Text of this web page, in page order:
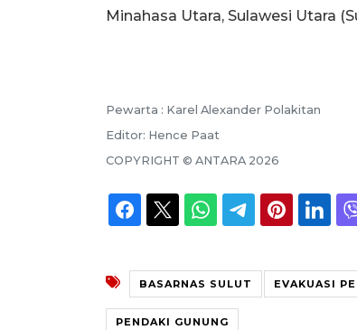
Minahasa Utara, Sulawesi Utara
Pewarta : Karel Alexander Polakitan
Editor: Hence Paat
COPYRIGHT © ANTARA 2026
BASARNAS SULUT EVAKUASI
PENDAKI GUNUNG